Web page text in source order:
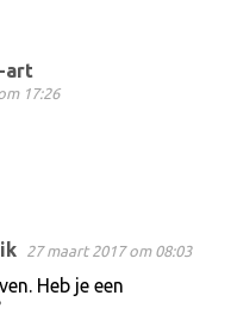
art
17:26
27 maart 2017 om 08:03
Heb je een